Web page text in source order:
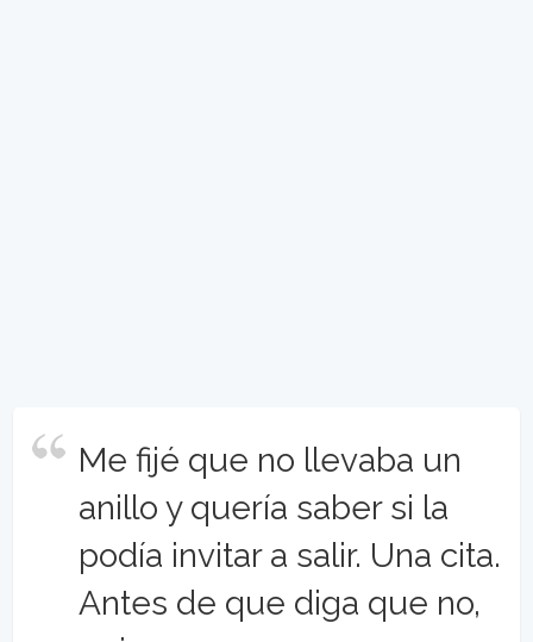
Me fijé que no llevaba un
anillo y quería saber si la
podía invitar a salir. Una cita.
Antes de que diga que no,